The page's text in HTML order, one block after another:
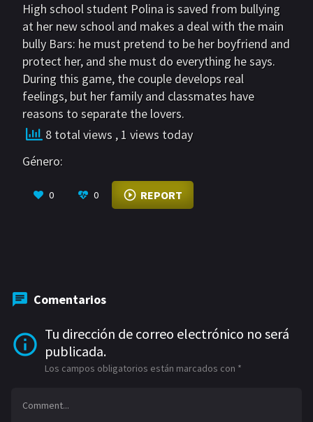
Hulu Apple tv+
GÉNEROS
Acción Romance
Comedia
Erotica Terror
High school student Polina is saved from bullying
at her new school and makes a deal with the main
bully Bars: he must pretend to be her boyfriend and
protect her, and she must do everything he says.
During this game, the couple develops real
feelings, but her family and classmates have
reasons to separate the lovers.
8 total views , 1 views today
Género:
0 0 REPORT
Comentarios
Tu dirección de correo electrónico no será
publicada.
Los campos obligatorios están marcados con *